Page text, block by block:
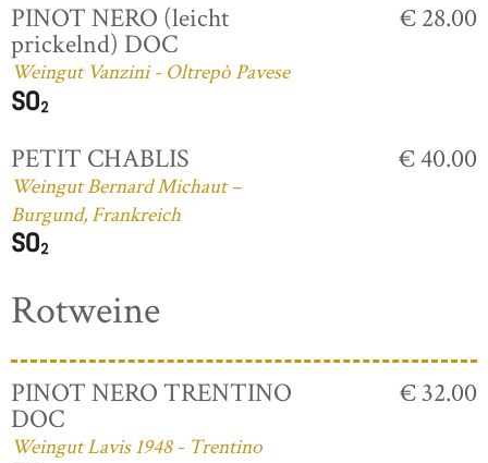
PINOT NERO (leicht
prickelnd) DOC
Weingut Vanzini - Oltrepò Pavese
€ 28.00
PETIT CHABLIS
Weingut Bernard Michaut –
Burgund, Frankreich
€ 40.00
Rotweine
PINOT NERO TRENTINO
DOC
Weingut Lavis 1948 - Trentino
€ 32.00